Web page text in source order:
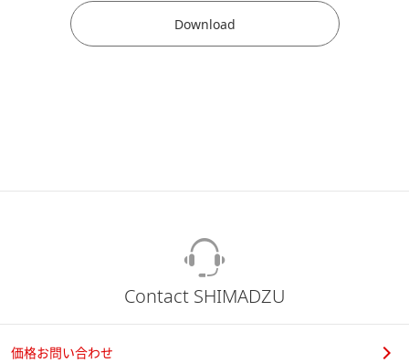
Download
Contact SHIMADZU
価格お問い合わせ